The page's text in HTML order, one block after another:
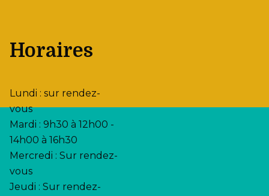
Horaires
Lundi : sur rendez-
vous
Mardi : 9h30 à 12h00 -
14h00 à 16h30
Mercredi : Sur rendez-
vous
Jeudi : Sur rendez-